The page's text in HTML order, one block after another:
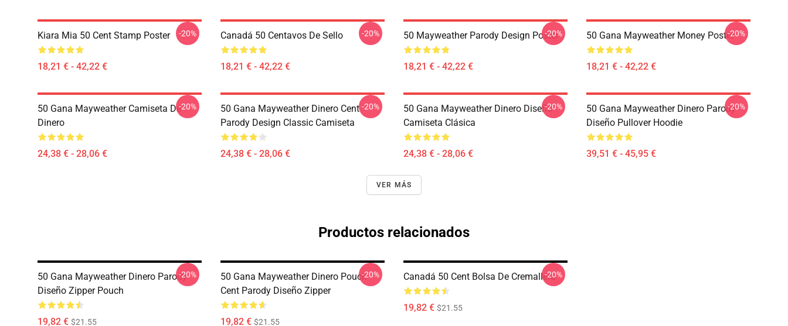
Kiara Mia 50 Cent Stamp Poster
18,21 € - 42,22 €
-20% Canadá 50 Centavos De Sello
18,21 € - 42,22 €
-20% 50 Mayweather Parody Design Poster
18,21 € - 42,22 €
-20% 50 Gana Mayweather Money Poster
18,21 € - 42,22 €
-20%
50 Gana Mayweather Camiseta De
Dinero
24,38 € - 28,06 €
-20%
50 Gana Mayweather Dinero Cent
Parody Design Classic Camiseta
24,38 € - 28,06 €
-20%
50 Gana Mayweather Dinero Diseño
Camiseta Clásica
24,38 € - 28,06 €
-20%
50 Gana Mayweather Dinero Parody
Diseño Pullover Hoodie
39,51 € - 45,95 €
-20%
VER MÁS
Productos relacionados
50 Gana Mayweather Dinero Parody
Diseño Zipper Pouch
19,82 € $21.55
-20%
50 Gana Mayweather Dinero Pouch
Cent Parody Diseño Zipper
19,82 € $21.55
-20% Canadá 50 Cent Bolsa De Cremallera
19,82 € $21.55
-20%